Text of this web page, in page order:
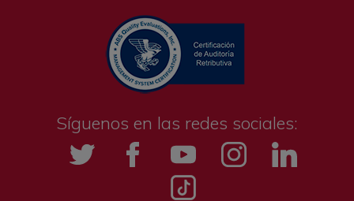
Síguenos en las redes sociales:
Twitter FacebookYouTube InstagrammLinkedIn
Tik tok